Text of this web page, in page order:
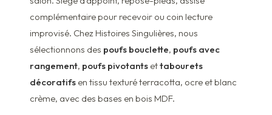
complémentaire pour recevoir ou coin lecture
improvisé. Chez Histoires Singulières, nous
sélectionnons des poufs bouclette, poufs avec
rangement, poufs pivotants ettabourets
décoratifs en tissu texturé terracotta, ocre et blanc
crème, avec des bases en bois MDF.